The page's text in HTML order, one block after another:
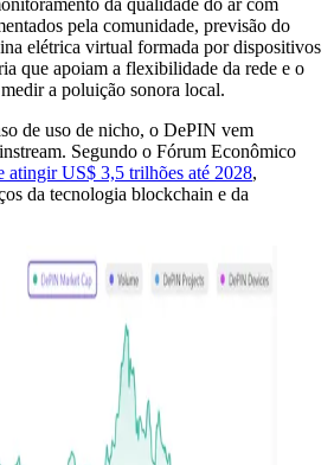
pela comunidade, previsão do
elétrica virtual formada por dispositivos
que apoiam a flexibilidade da rede e o
a poluição sonora local.
de uso de nicho, o DePIN vem
Segundo o Fórum Econômico
atingir US$ 3,5 trilhões até 2028,
da tecnologia blockchain e da